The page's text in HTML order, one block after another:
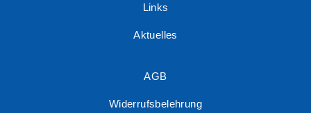
Links
Aktuelles
AGB
Widerrufsbelehrung